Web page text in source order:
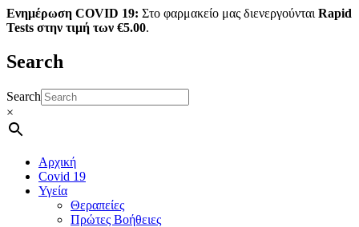
Ενημέρωση COVID 19: Στο φαρμακείο μας διενεργούνται Rapid
Tests στην τιμή των €5.00.
Search
Search
×
Αρχική
Covid 19
Υγεία
Θεραπείες
Πρώτες Βοήθειες